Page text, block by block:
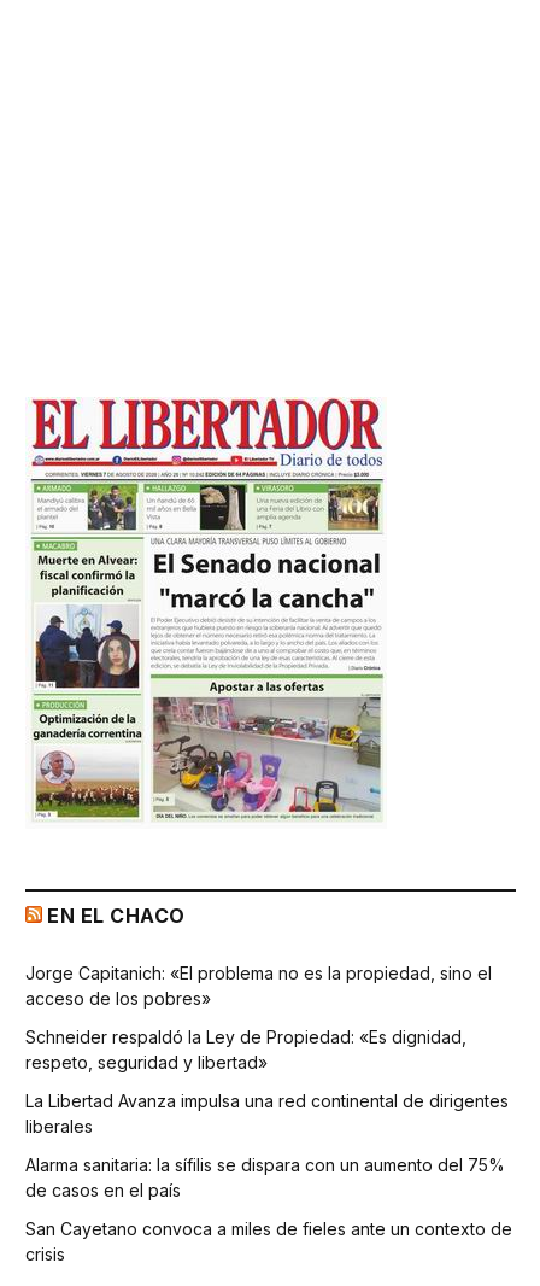
EN EL CHACO
Jorge Capitanich: «El problema no es la propiedad, sino el
acceso de los pobres»
Schneider respaldó la Ley de Propiedad: «Es dignidad,
respeto, seguridad y libertad»
La Libertad Avanza impulsa una red continental de dirigentes
liberales
Alarma sanitaria: la sífilis se dispara con un aumento del 75%
de casos en el país
San Cayetano convoca a miles de fieles ante un contexto de
crisis